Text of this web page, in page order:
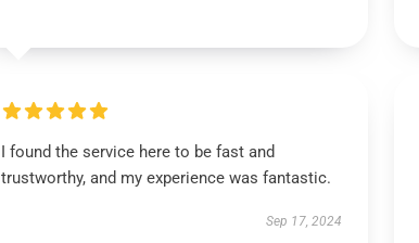
I found the service here to be fast and
trustworthy, and my experience was fantastic.
Sep 17, 2024